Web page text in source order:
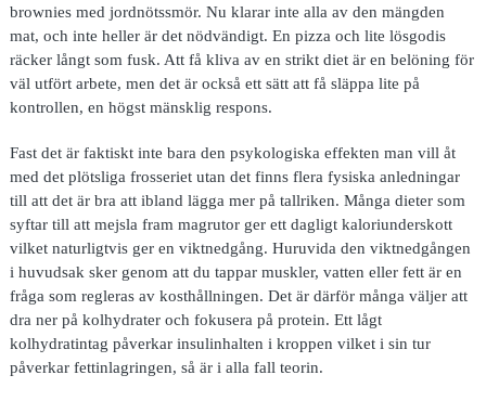
brownies med jordnötssmör. Nu klarar inte alla av den mängden
mat, och inte heller är det nödvändigt. En pizza och lite lösgodis
räcker långt som fusk. Att få kliva av en strikt diet är en belöning för
väl utfört arbete, men det är också ett sätt att få släppa lite på
kontrollen, en högst mänsklig respons.
Fast det är faktiskt inte bara den psykologiska effekten man vill åt
med det plötsliga frosseriet utan det finns flera fysiska anledningar
till att det är bra att ibland lägga mer på tallriken. Många dieter som
syftar till att mejsla fram magrutor ger ett dagligt kaloriunderskott
vilket naturligtvis ger en viktnedgång. Huruvida den viktnedgången
i huvudsak sker genom att du tappar muskler, vatten eller fett är en
fråga som regleras av kosthållningen. Det är därför många väljer att
dra ner på kolhydrater och fokusera på protein. Ett lågt
kolhydratintag påverkar insulinhalten i kroppen vilket i sin tur
påverkar fettinlagringen, så är i alla fall teorin.